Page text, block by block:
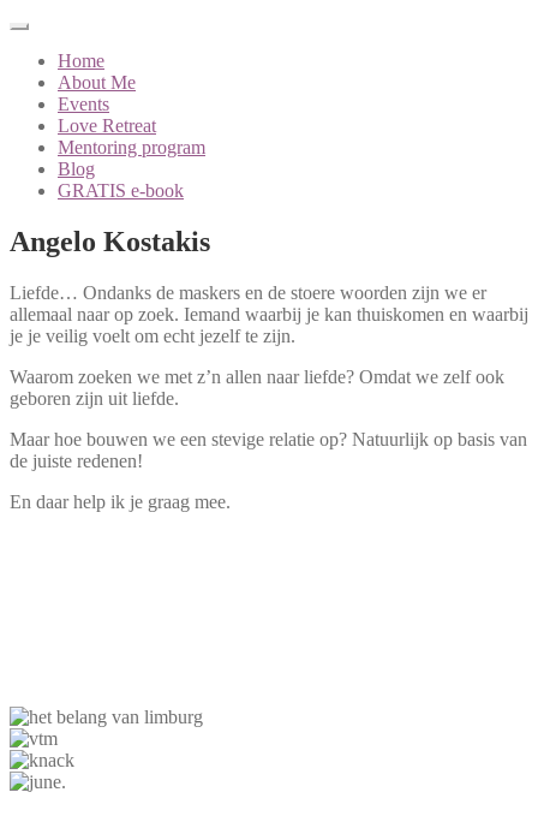
Home
About Me
Events
Love Retreat
Mentoring program
Blog
GRATIS e-book
Angelo Kostakis
Liefde… Ondanks de maskers en de stoere woorden zijn we er
allemaal naar op zoek. Iemand waarbij je kan thuiskomen en waarbij
je je veilig voelt om echt jezelf te zijn.
Waarom zoeken we met z’n allen naar liefde? Omdat we zelf ook
geboren zijn uit liefde.
Maar hoe bouwen we een stevige relatie op? Natuurlijk op basis van
de juiste redenen!
En daar help ik je graag mee.